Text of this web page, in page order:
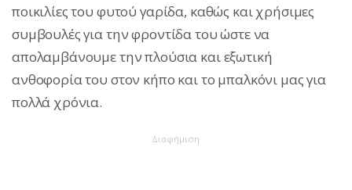
ποικιλίες του φυτού γαρίδα, καθώς και χρήσιμες
συμβουλές για την φροντίδα του ώστε να
απολαμβάνουμε την πλούσια και εξωτική
ανθοφορία του στον κήπο και το μπαλκόνι μας για
πολλά χρόνια.
Διαφήμιση